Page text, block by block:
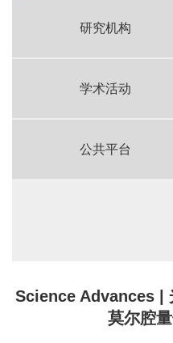
研究机构
学术活动
公共平台
Science Advances |
莫尔腔